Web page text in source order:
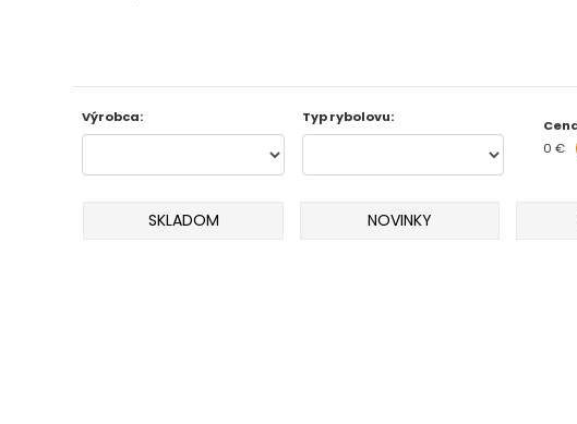
Výrobca: Typ rybolovu:
0 €
SKLADOM NOVINKY
AKCIOVÝ
CAMPING